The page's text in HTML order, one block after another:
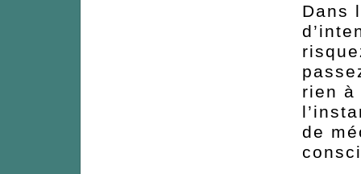
Dans
rien à
de